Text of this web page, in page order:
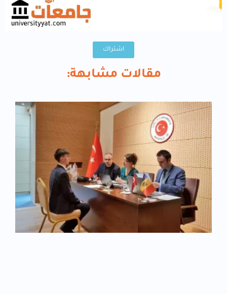
اشتراك
مقالات مشابهة: